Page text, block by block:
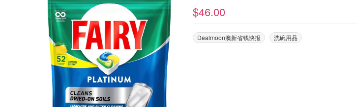
$46.00
Dealmoon澳新省钱快报 洗碗用品